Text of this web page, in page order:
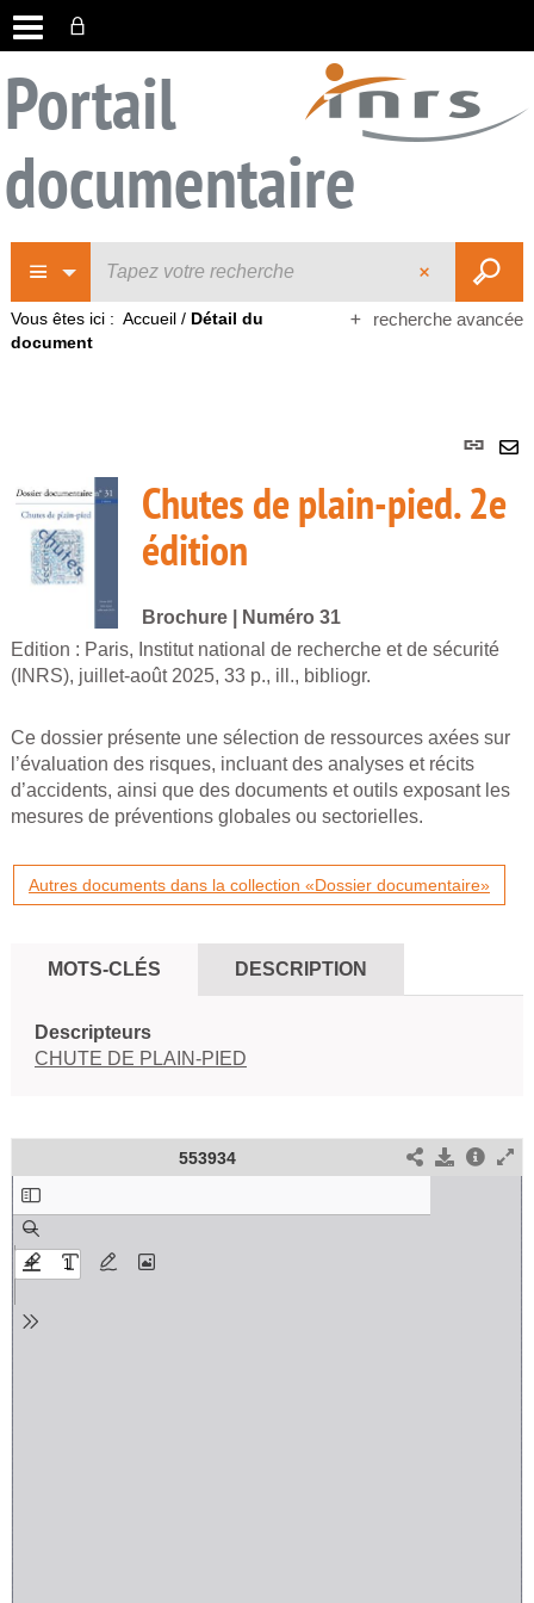
Portail
documentaire
recherche avancée
Vous êtes ici : Accueil / Détail du
document
Chutes de plain-pied. 2e
édition
Brochure
| Numéro 31
Edition : Paris, Institut national de recherche et de sécurité
(INRS), juillet-août 2025, 33 p., ill., bibliogr.
Ce dossier présente une sélection de ressources axées sur
l’évaluation des risques, incluant des analyses et récits
d’accidents, ainsi que des documents et outils exposant les
mesures de préventions globales ou sectorielles.
Autres documents dans la collection «Dossier documentaire»
MOTS-CLÉS DESCRIPTION
Descripteurs
CHUTE DE PLAIN-PIED
553934